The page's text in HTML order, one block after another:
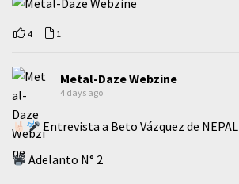
4 1
Metal-Daze Webzine
4 days ago
Entrevista a Beto Vázquez de NEPAL
Adelanto N° 2